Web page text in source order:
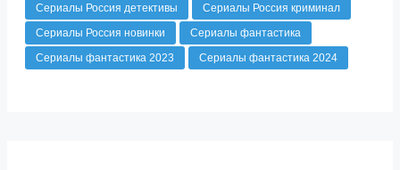
Сериалы Россия детективы
Сериалы Россия криминал
Сериалы Россия новинки
Сериалы фантастика
Сериалы фантастика 2023
Сериалы фантастика 2024